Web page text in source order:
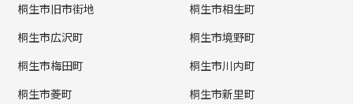
桐生市旧市街地
桐生市相生町
桐生市広沢町
桐生市境野町
桐生市梅田町
桐生市川内町
桐生市菱町
桐生市新里町